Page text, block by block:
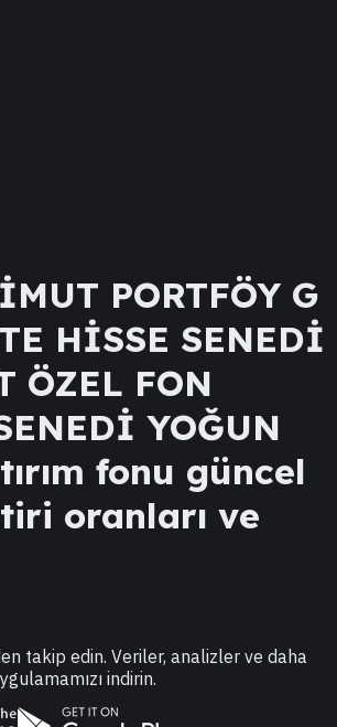
PORTFÖY G
HİSSE SENEDİ
ÖZEL FON
YOĞUN
fonu güncel
oranları ve
takip edin. Veriler, analizler ve daha
indirin.